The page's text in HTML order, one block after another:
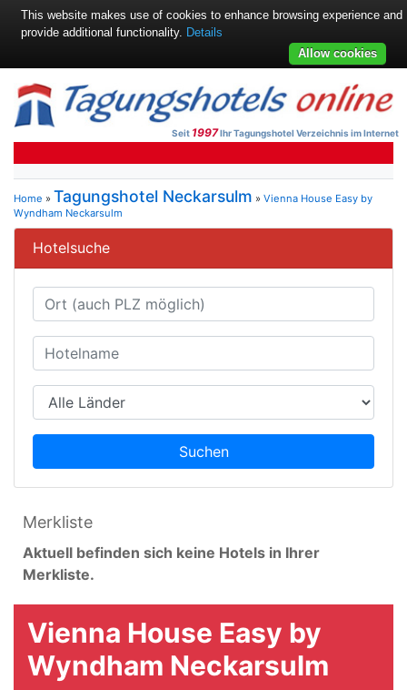
Seit 1997Ihr Tagungshotel Verzeichnis im Internet
Home » Tagungshotel Neckarsulm » Vienna House Easy by
Wyndham Neckarsulm
Hotelsuche
Suchen
Merkliste
Aktuell befinden sich keine Hotels in Ihrer
Merkliste.
Vienna House Easy by
Wyndham Neckarsulm
This website makes use of cookies to enhance browsing experience and
provide additional functionality. Details
Allow cookies